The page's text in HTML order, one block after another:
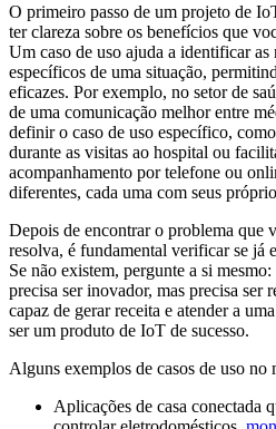
O primeiro passo de um projeto de
ter clareza sobre os benefícios que
Um caso de uso ajuda a identificar as
específicos de uma situação,
eficazes. Por exemplo, no setor de
de uma comunicação melhor entre
definir o caso de uso específico,
durante as visitas ao hospital ou
acompanhamento por telefone ou
diferentes, cada uma com seus
Depois de encontrar o problema que
resolva, é fundamental verificar se já
Se não existem, pergunte a si
precisa ser inovador, mas precisa ser
capaz de gerar receita e atender a
ser um produto de IoT de sucesso.
Alguns exemplos de casos de uso
Aplicações de casa conectada